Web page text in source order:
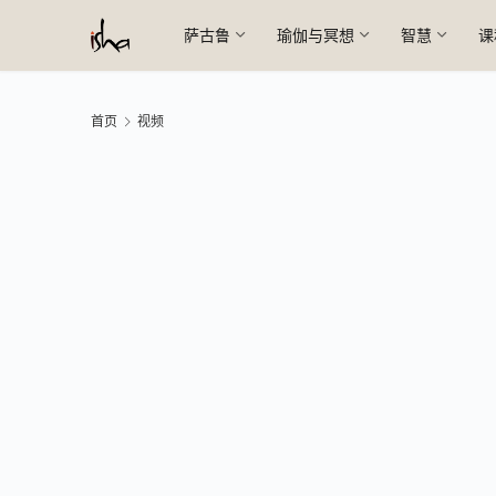
萨古鲁 瑜伽与冥想 智慧
首页 视频